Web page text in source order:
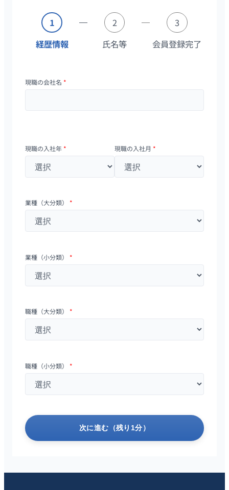
1
経歴情報
2
氏名等
3
会員登録完了
現職の会社名 *
現職の入社年 * 現職の入社月 *
業種（大分類） *
業種（小分類） *
職種（大分類） *
職種（小分類） *
次に進む（残り1分）